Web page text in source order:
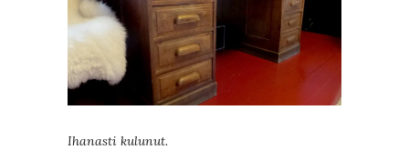
Ihanasti kulunut.